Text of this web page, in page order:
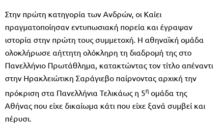
Στην πρώτη κατηγορία των Ανδρών, οι Καίει
πραγματοποίησαν εντυπωσιακή πορεία και έγραψαν
ιστορία στην πρώτη τους συμμετοχή. Η αθηναϊκή ομάδα
ολοκλήρωσε αήττητη ολόκληρη τη διαδρομή της στο
Πανελλήνιο Πρωτάθλημα, κατακτώντας τον τίτλο απέναντι
στην Ηρακλειώτικη Σαράγιεβο παίρνοντας αρχική την
πρόκριση στα Πανελλήνια Τελικάως η 5η ομάδα της
Αθήνας που είχε δικαίωμα κάτι που είχε ξανά συμβεί και
πέρυσι.